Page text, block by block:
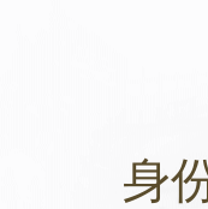
身